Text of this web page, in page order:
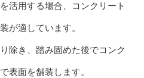
活用する場合、コンクリート
が適しています。
除き、踏み固めた後でコンク
表面を舗装します。